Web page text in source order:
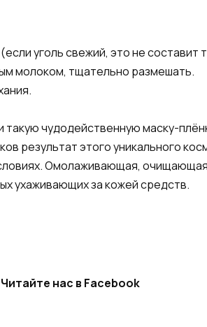
уголь свежий, это не
молоком, тщательно размешать.
такую чудодейственную маску-
результат этого уникального
Омолаживающая,
ухаживающих за кожей средств.
Читайте нас в Facebook